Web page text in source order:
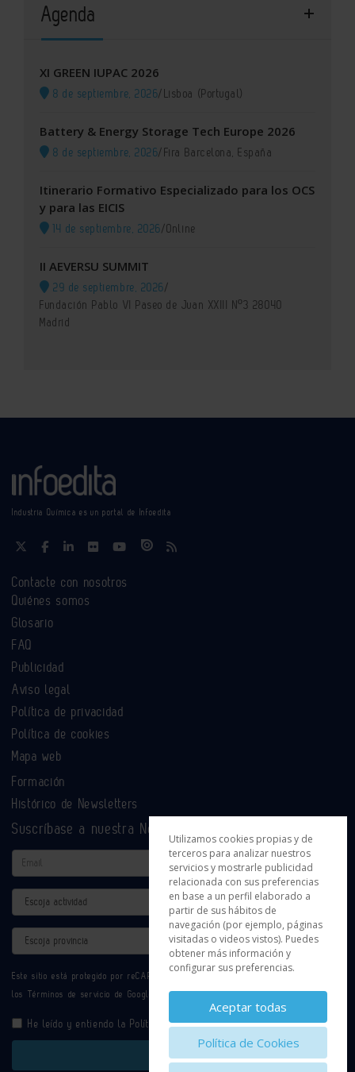
Agenda
XI GREEN IUPAC 2026
8 de septiembre, 2026/Lisboa (Portugal)
Battery & Energy Storage Tech Europe 2026
8 de septiembre, 2026/Fira Barcelona, España
Itinerario Formativo Especializado para los OCS
y para las EICIS
14 de septiembre, 2026/Online
II AEVERSU SUMMIT
29 de septiembre, 2026/
Fundación Pablo VI Paseo de Juan XXIII Nº3 28040
Madrid
Industria Química es un portal de Infoedita
Contacte con nosotros
Quiénes somos
Glosario
FAQ
Publicidad
Aviso legal
Política de privacidad
Política de cookies
Mapa web
Formación
Histórico de Newsletters
Suscríbase a nuestra Newsletter
Email
Actividad
Provincia
Este sitio está protegido por reCAPTCHA y se aplican la
los Términos de servicio de Google.
He leído y entiendo la Política de Privacidad
Enviar
Utilizamos cookies propias y de
terceros para analizar nuestros
servicios y mostrarle publicidad
relacionada con sus preferencias
en base a un perfil elaborado a
partir de sus hábitos de
navegación (por ejemplo, páginas
visitadas o videos vistos). Puedes
obtener más información y
configurar sus preferencias.
Aceptar todas
Política de Cookies